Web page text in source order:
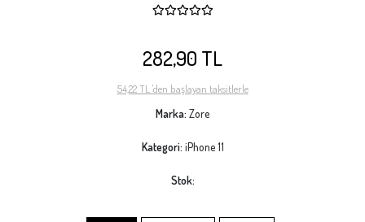
282,90 TL
54,22 TL 'den başlayan taksitlerle
Marka: Zore
Kategori: iPhone 11
Stok: